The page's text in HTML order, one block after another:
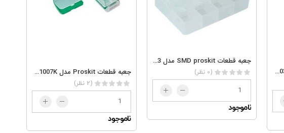
جعبه قطعات سبز Proskit مدل 103-132C
جعبه قطعات SMD proskit مدل 903-133S
(0 نظر)
ناموجود
جعبه قطعات Proskit مدل SB-1007K
(2 نظر)
ناموجود